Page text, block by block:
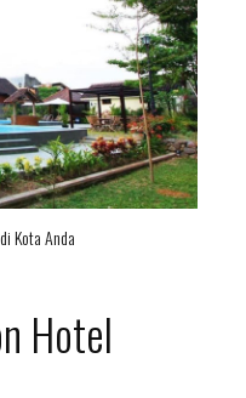
Kota Anda
Hotel